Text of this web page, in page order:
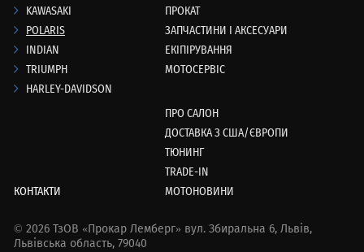
KAWASAKI
POLARIS
INDIAN
TRIUMPH
HARLEY-DAVIDSON
ПРОКАТ
ЗАПЧАСТИНИ І АКСЕСУАРИ
ЕКІПІРУВАННЯ
МОТОСЕРВІС
ПРО САЛОН
ДОСТАВКА З США/ЄВРОПИ
ТЮНИНГ
TRADE-IN
МОТОНОВИНИ
КОНТАКТИ
© 2026 ТзОВ «Прокар Лемберг» вул. Збиральна 6, Львів,
Львівська область, 79040